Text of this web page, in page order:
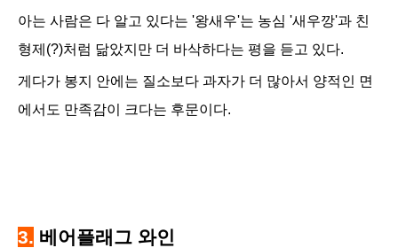
아는 사람은 다 알고 있다는 '왕새우'는 농심 '새우깡'과 친
형제(?)처럼 닮았지만 더 바삭하다는 평을 듣고 있다.
게다가 봉지 안에는 질소보다 과자가 더 많아서 양적인 면
에서도 만족감이 크다는 후문이다.
3. 베어플래그 와인